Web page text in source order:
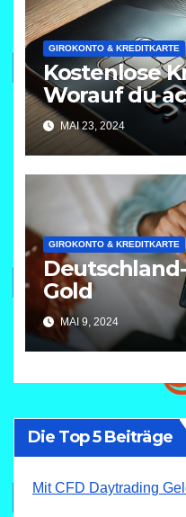
GIROKONTO & KREDITKARTE
Kostenlose
Worauf du
MAI 23, 2024
GIROKONTO & KREDITKARTE
Gold
MAI 9, 2024
Die Top 5 Beiträge
Mit CFD Daytrading